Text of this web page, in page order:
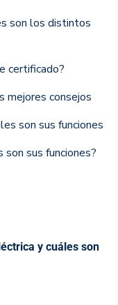
son los distintos
certificado?
mejores consejos
son sus funciones
son sus funciones?
y cuáles son